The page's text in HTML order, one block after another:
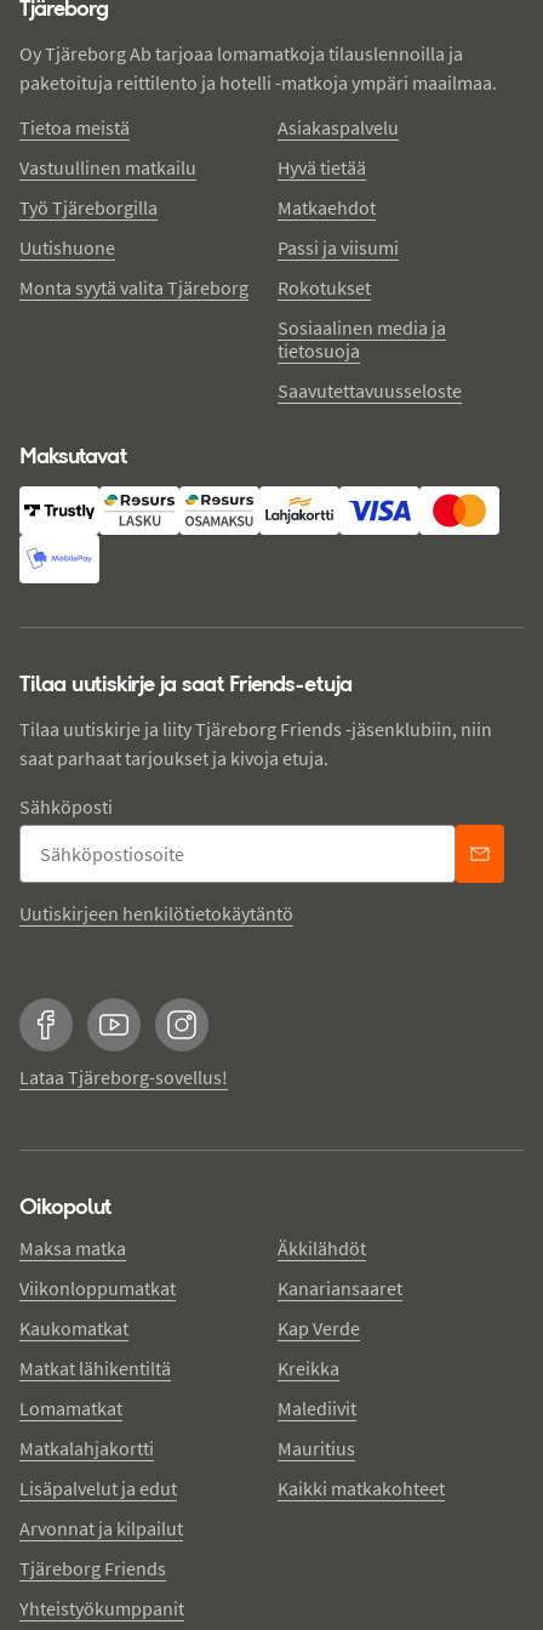
Tjäreborg
Oy Tjäreborg Ab tarjoaa lomamatkoja tilauslennoilla ja
paketoituja reittilento ja hotelli -matkoja ympäri maailmaa.
Tietoa meistä
Vastuullinen matkailu
Työ Tjäreborgilla
Uutishuone
Monta syytä valita Tjäreborg
Asiakaspalvelu
Hyvä tietää
Matkaehdot
Passi ja viisumi
Rokotukset
Sosiaalinen media ja
tietosuoja
Saavutettavuusseloste
Maksutavat
Tilaa uutiskirje ja saat Friends-etuja
Tilaa uutiskirje ja liity Tjäreborg Friends -jäsenklubiin, niin
saat parhaat tarjoukset ja kivoja etuja.
Sähköposti
Uutiskirjeen henkilötietokäytäntö
FacebookYouTubeInstagram
Lataa Tjäreborg-sovellus!
Oikopolut
Maksa matka
Viikonloppumatkat
Kaukomatkat
Matkat lähikentiltä
Lomamatkat
Matkalahjakortti
Lisäpalvelut ja edut
Arvonnat ja kilpailut
Tjäreborg Friends
Yhteistyökumppanit
Äkkilähdöt
Kanariansaaret
Kap Verde
Kreikka
Malediivit
Mauritius
Kaikki matkakohteet